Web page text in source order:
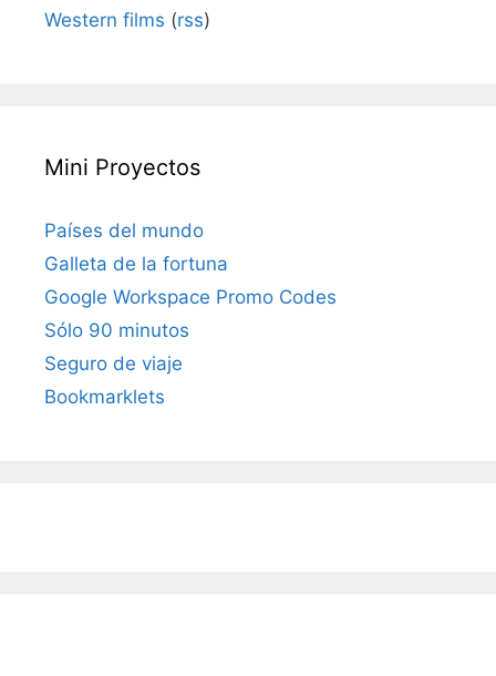
Western films (rss)
Mini Proyectos
Países del mundo
Galleta de la fortuna
Google Workspace Promo Codes
Sólo 90 minutos
Seguro de viaje
Bookmarklets